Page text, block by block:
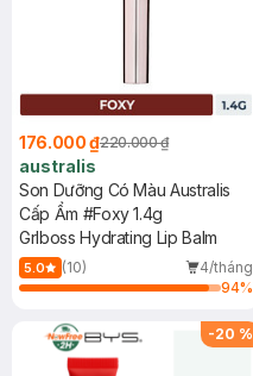
176.000 ₫220.000 ₫
australis
Son Dưỡng Có Màu Australis
Cấp Ẩm #Foxy 1.4g
Grlboss Hydrating Lip Balm
5.0 (10)
4/tháng
94%
-20 %